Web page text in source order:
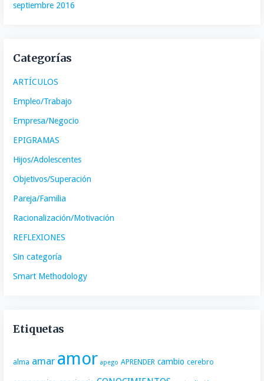
septiembre 2016
Categorías
ARTÍCULOS
Empleo/Trabajo
Empresa/Negocio
EPIGRAMAS
Hijos/Adolescentes
Objetivos/Superación
Pareja/Familia
Racionalización/Motivación
REFLEXIONES
Sin categoría
Smart Methodology
Etiquetas
alma amar amor apego APRENDER cambio cerebro